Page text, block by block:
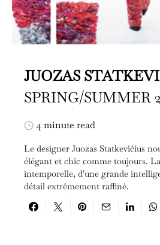
JUOZAS
SPRING/SUMMER
4 minute read
Le designer Juozas Statkevičius
élégant et chic comme toujours.
intemporelle, d'une grande
détail extrêmement raffiné.